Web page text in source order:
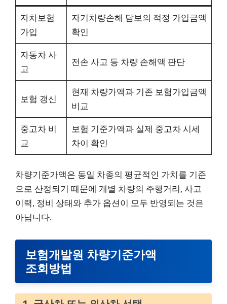
자차보험
가입
자기차량손해 담보의 적정 가입금액
확인
자동차 사
고
전손 사고 등 차량 손해액 판단
보험 갱신
현재 차량가액과 기존 보험가입금액
비교
중고차 비
교
보험 기준가액과 실제 중고차 시세
차이 확인
차량기준가액은 동일 차종의 평균적인 가치를 기준
으로 산정되기 때문에 개별 차량의 주행거리, 사고
이력, 정비 상태와 추가 옵션이 모두 반영되는 것은
아닙니다.
보험개발원 차량기준가액
조회방법